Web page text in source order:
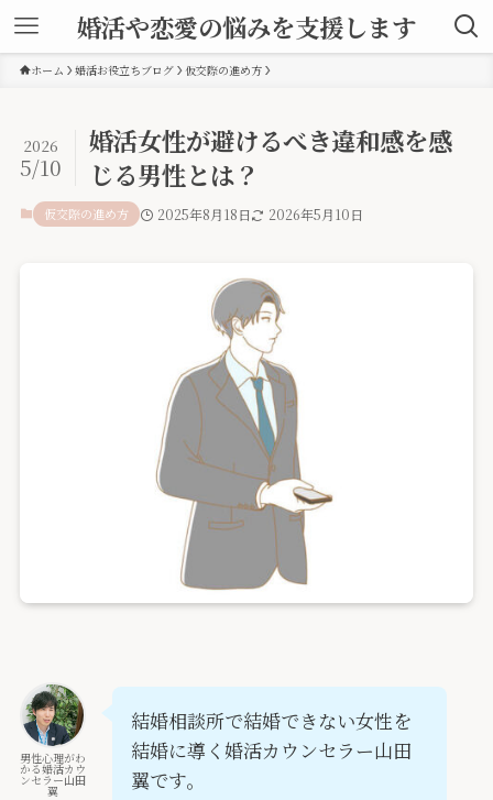
婚活や恋愛の悩みを支援します
ホーム 婚活お役立ちブログ 仮交際の進め方
婚活女性が避けるべき違和感を感
じる男性とは？
2026
5/10
仮交際の進め方 2025年8月18日 2026年5月10日
男性心理がわ
かる婚活カウ
ンセラー山田
翼
結婚相談所で結婚できない女性を
結婚に導く婚活カウンセラー山田
翼です。